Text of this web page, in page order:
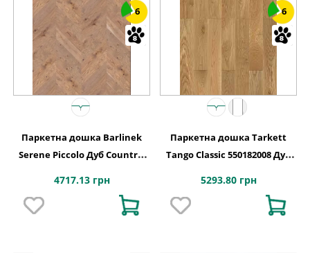
6
Паркетна дошка Barlinek
Serene Piccolo Дуб Country,
4717.13 грн
6
Паркетна дошка Tarkett
Tango Classic 550182008 Дуб
5293.80 грн